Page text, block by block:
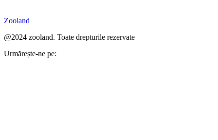
Zooland
@2024 zooland. Toate drepturile rezervate
Urmărește-ne pe: